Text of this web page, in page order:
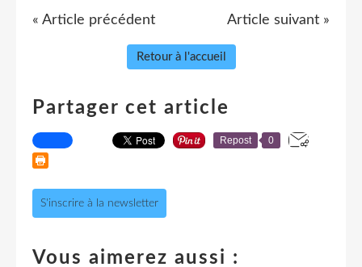
« Article précédent Article suivant »
Retour à l'accueil
Partager cet article
Repost 0
S'inscrire à la newsletter
Vous aimerez aussi :